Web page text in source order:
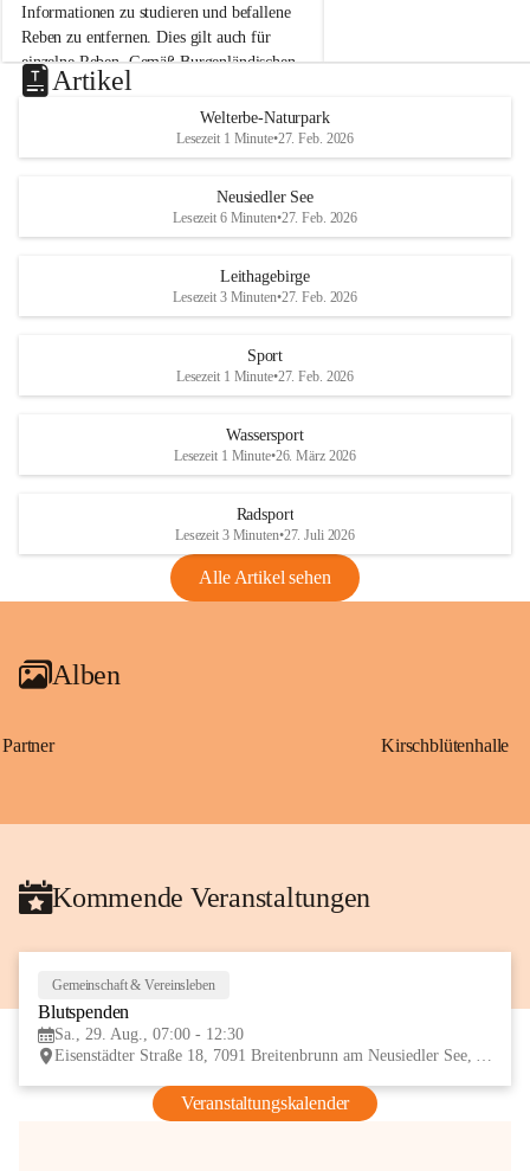
m
N
e
u
s
d
S
Informationen zu studieren und befallene
Reben zu entfernen. Dies gilt auch für
einzelne Reben. Gemäß Burgenländischen
Weinbaugesetz sind nicht gepflegte oder
unzulässige Weingärten zu roden! Bitte
helfen wir zusammen um unsere Winzer
vor den prognostizierten Ernteausfällen
und den daraus folgenden wirtschaftlichen
Maßnahmen zur Bekämpfung
Rebe und der Amerikanischen
Anhang VBl. EU Nr. 18
1 Seite•1,4 MB
VBl. EU Nr. 18_2026
u
e
d
r
S
Artikel
Welterbe-Naturpark
Lesezeit 1 Minute•27. Feb. 2026
Neusiedler See
Lesezeit 6 Minuten•27. Feb. 2026
Leithagebirge
Lesezeit 3 Minuten•27. Feb. 2026
Sport
Lesezeit 1 Minute•27. Feb. 2026
Wassersport
Lesezeit 1 Minute•26. März 2026
Radsport
Lesezeit 3 Minuten•27. Juli 2026
Alle Artikel sehen
Alben
Partner Kirschblütenhalle
Kommende Veranstaltungen
Gemeinschaft & Vereinsleben
Blutspenden
Sa., 29. Aug., 07:00 - 12:30
Eisenstädter Straße 18, 7091 Breitenbrunn am Neusiedler See, AUT
Veranstaltungskalender